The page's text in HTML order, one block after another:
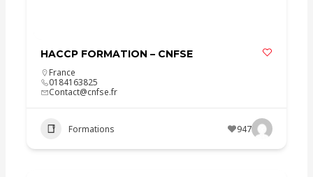
HACCP FORMATION – CNFSE
France
0184163825
Contact@cnfse.fr
Formations 947